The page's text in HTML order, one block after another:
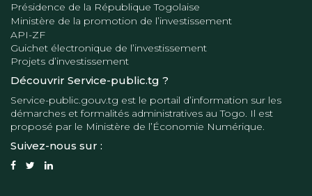
Présidence de la République Togolaise
Ministère de la promotion de l’investissement
API-ZF
Guichet électronique de l’investissement
Projets d’investissement
Découvrir Service-public.tg ?
Service-public.gouv.tg est le portail d’information sur les
démarches et formalités administratives au Togo. Il est
proposé par le Ministère de l’Économie Numérique.
Suivez-nous sur :